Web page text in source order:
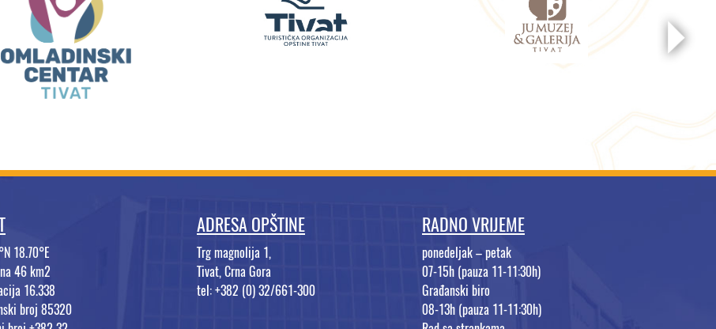
18.70°E
46 km2
16.338
broj 85320
ADRESA OPŠTINE
Trg magnolija 1,
Tivat, Crna Gora
tel: +382 (0) 32/661-300
RADNO VRIJEME
ponedeljak – petak
07-15h (pauza 11-11:30h)
Građanski biro
08-13h (pauza 11-11:30h)